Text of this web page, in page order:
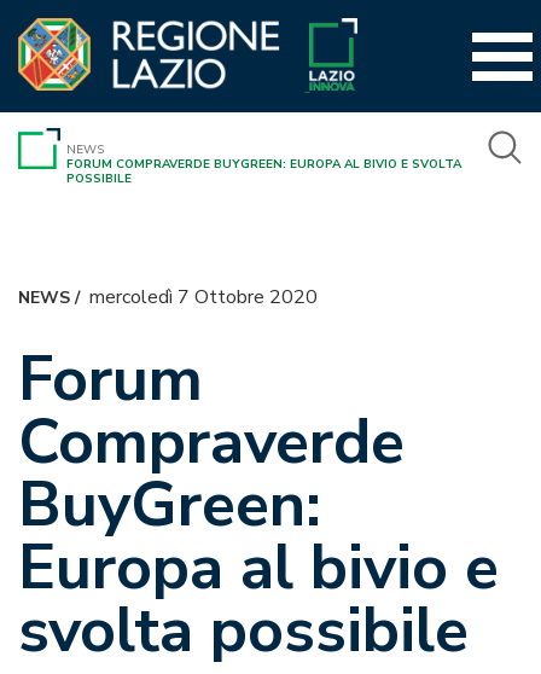
contenuto
NEWS
FORUM COMPRAVERDE BUYGREEN: EUROPA AL BIVIO E SVOLTA
POSSIBILE
NEWS/ mercoledì 7 Ottobre 2020
Forum
Compraverde
BuyGreen:
Europa al bivio e
svolta possibile